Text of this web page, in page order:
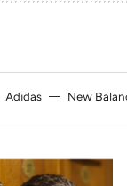
Adidas New